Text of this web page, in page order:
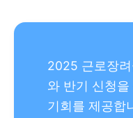
2025 근로장
와 반기 신청
기회를 제공합